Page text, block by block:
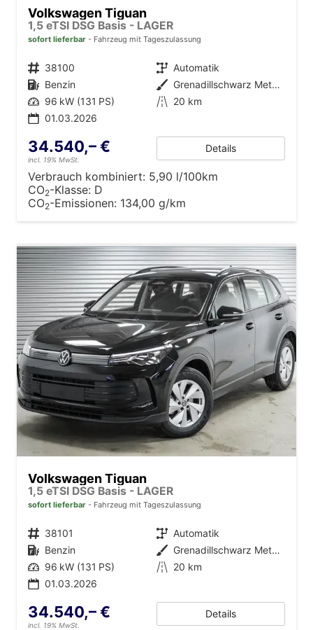
Volkswagen Tiguan
1,5 eTSI DSG Basis - LAGER
sofort lieferbar Fahrzeug mit Tageszulassung
Fahrzeugnr. 38100 Getriebe Automatik
Kraftstoff Benzin Außenfarbe
Grenadillschwarz Metallic (0E)
Leistung 96 kW (131 PS) Kilometerstand 20 km
01.03.2026
34.540,– €
incl. 19% MwSt.
Details
Verbrauch kombiniert: 5,90 l/100km
CO2-Klasse: D
CO2-Emissionen: 134,00 g/km
Volkswagen Tiguan
1,5 eTSI DSG Basis - LAGER
sofort lieferbar Fahrzeug mit Tageszulassung
Fahrzeugnr. 38101 Getriebe Automatik
Kraftstoff Benzin Außenfarbe
Grenadillschwarz Metallic (0E)
Leistung 96 kW (131 PS) Kilometerstand 20 km
01.03.2026
34.540,– €
incl. 19% MwSt.
Details